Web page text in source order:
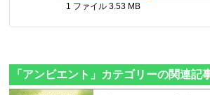
1 ファイル3.53 MB
「アンビエント」カテゴリーの関連記